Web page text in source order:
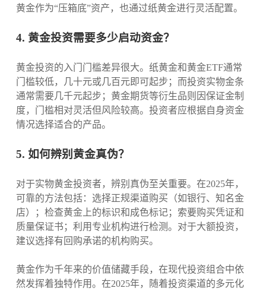
黄金作为“压箱底”资产，也通过纸黄金进行灵活配置。
4. 黄金投资需要多少启动资金？
黄金投资的入门门槛差异很大。纸黄金和黄金ETF通常
门槛较低，几十元或几百元即可起步；而投资实物金条
通常需要几千元起步；黄金期货等衍生品则因保证金制
度，门槛相对灵活但风险较高。投资者应根据自身资金
情况选择适合的产品。
5. 如何辨别黄金真伪？
对于实物黄金投资者，辨别真伪至关重要。在2025年，
可靠的方法包括：选择正规渠道购买（如银行、知名金
店）；检查黄金上的标识和成色标记；索要购买凭证和
质量保证书；利用专业机构进行检测。对于大额投资，
建议选择有回购承诺的机构购买。
黄金作为千年来的价值储藏手段，在现代投资组合中依
然发挥着独特作用。在2025年，随着投资渠道的多元化